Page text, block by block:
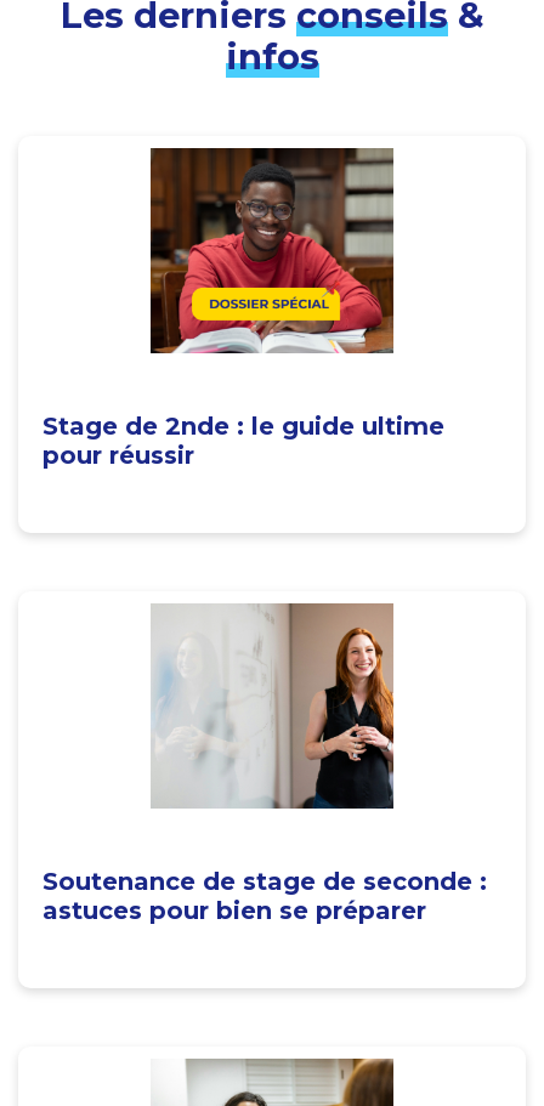
Les derniers conseils&
infos
Stage de 2nde : le guide ultime
pour réussir
Soutenance de stage de seconde :
astuces pour bien se préparer